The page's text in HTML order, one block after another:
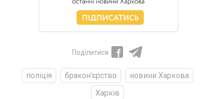
Поділитися
поліція бракон'єрство
новини Харкова
Харків